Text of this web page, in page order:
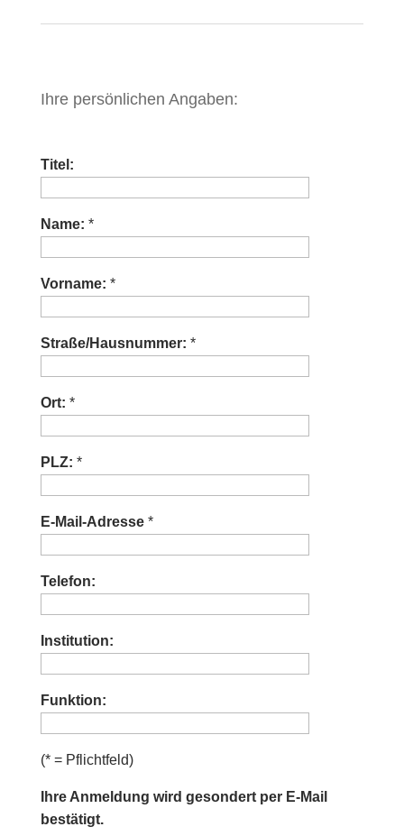
Ihre persönlichen Angaben:
Titel:
Name: *
Vorname: *
Straße/Hausnummer: *
Ort: *
PLZ: *
E-Mail-Adresse*
Telefon:
Institution:
Funktion:
(* = Pflichtfeld)
Ihre Anmeldung wird gesondert per E-Mail
bestätigt.